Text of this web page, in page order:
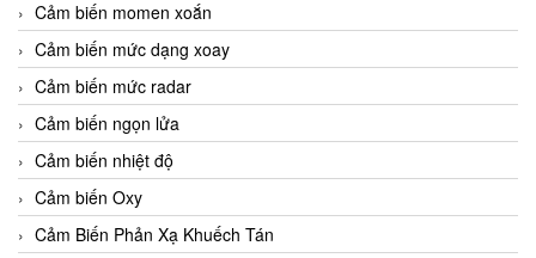
Cảm biến momen xoắn
Cảm biến mức dạng xoay
Cảm biến mức radar
Cảm biến ngọn lửa
Cảm biến nhiệt độ
Cảm biến Oxy
Cảm Biến Phản Xạ Khuếch Tán